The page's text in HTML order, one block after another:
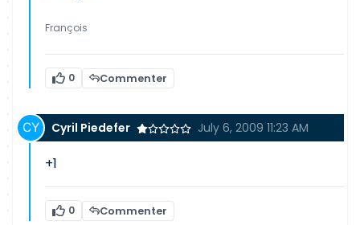
François
0 Commenter
Cyril Piedefer July 6, 2009 11:23 AM
+1
0 Commenter